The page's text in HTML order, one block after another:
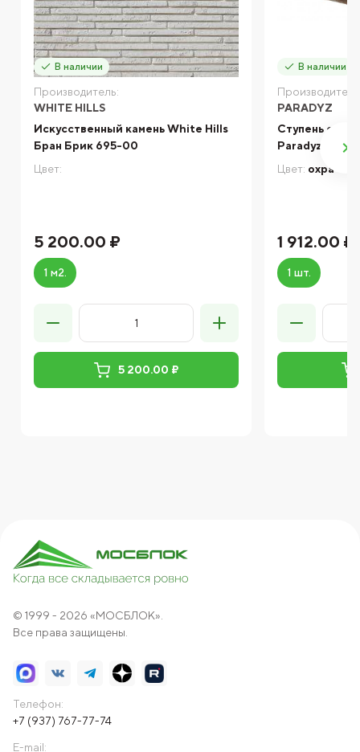
В наличии
Производитель:
WHITE HILLS
Искусственный камень White Hills
Бран Брик 695-00
Цвет:
5 200.00 ₽
1 м2.
5 200.00 ₽
В наличии
PARADYZ
Ступень с
Paradyz
Цвет: охра
1 912.00 ₽
1 шт.
© 1999 - 2026 «МОСБЛОК».
Все права защищены.
Телефон:
+7 (937) 767-77-74
E-mail: